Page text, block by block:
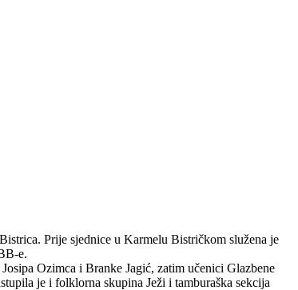
Prije sjednice u Karmelu Bistričkom služena je
e.
Ozimca i Branke Jagić, zatim učenici Glazbene
je i folklorna skupina Ježi i tamburaška sekcija